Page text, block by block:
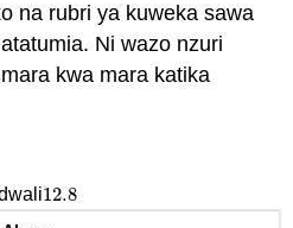
na rubri ya kuweka sawa
Ni wazo nzuri
kwa mara katika
12.8
12.8